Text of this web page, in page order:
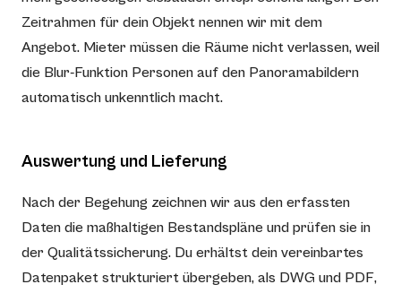
Zeitrahmen für dein Objekt nennen wir mit dem
Angebot. Mieter müssen die Räume nicht verlassen, weil
die Blur-Funktion Personen auf den Panoramabildern
automatisch unkenntlich macht.
Auswertung und Lieferung
Nach der Begehung zeichnen wir aus den erfassten
Daten die maßhaltigen Bestandspläne und prüfen sie in
der Qualitätssicherung. Du erhältst dein vereinbartes
Datenpaket strukturiert übergeben, als DWG und PDF,